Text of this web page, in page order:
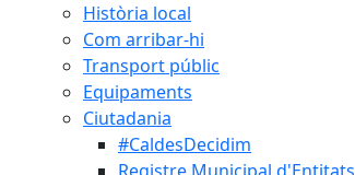
Història local
Com arribar-hi
Transport públic
Equipaments
Ciutadania
#CaldesDecidim